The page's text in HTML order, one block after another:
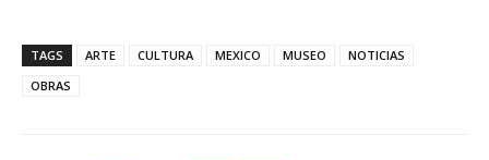
TAGS ARTE CULTURA MEXICO MUSEO
NOTICIAS
OBRAS